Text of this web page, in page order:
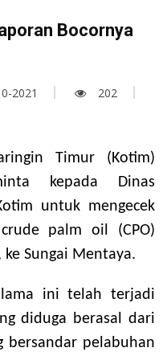
Bocornya
2021
202
Timur (Kotim)
kepada Dinas
untuk mengecek
palm oil (CPO)
Sungai Mentaya.
ini telah terjadi
diduga berasal dari
bersandar pelabuhan